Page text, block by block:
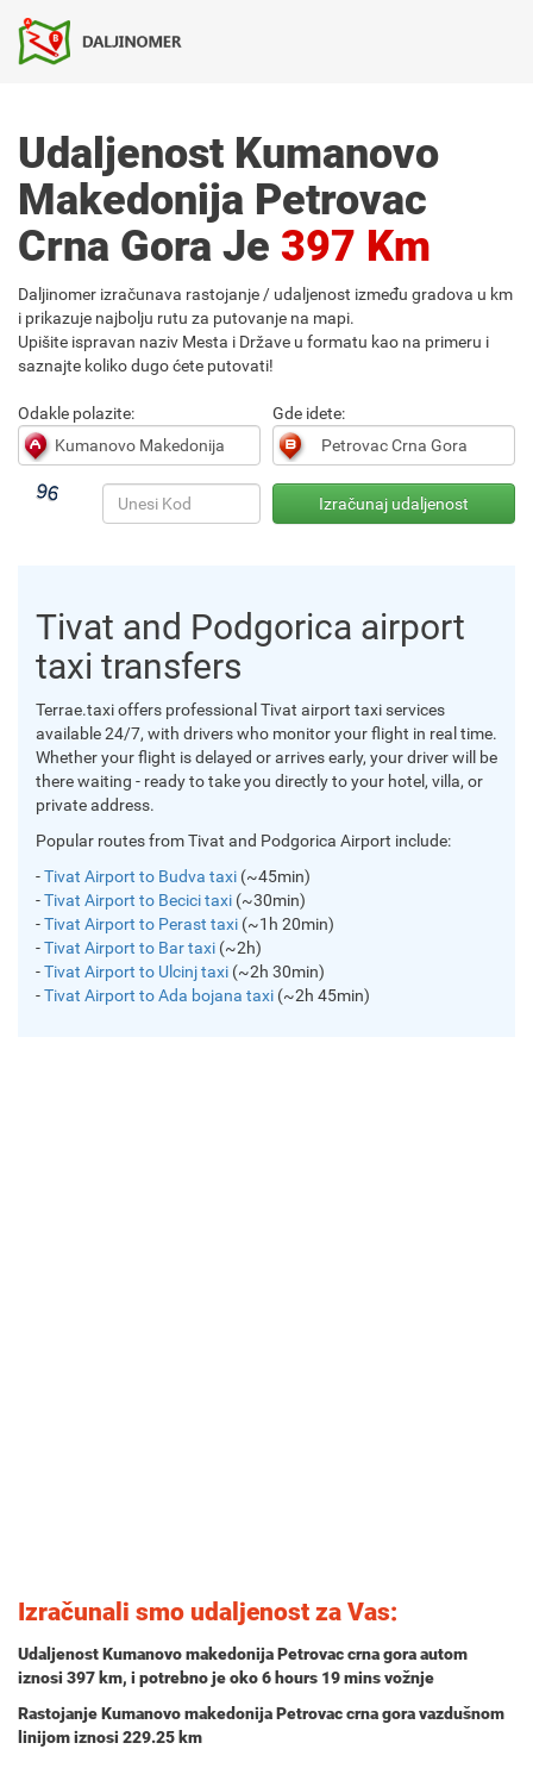
Udaljenost Kumanovo
Makedonija Petrovac
Crna Gora Je 397 Km
Daljinomer izračunava rastojanje / udaljenost između gradova u km
i prikazuje najbolju rutu za putovanje na mapi.
Upišite ispravan naziv Mesta i Države u formatu kao na primeru i
saznajte koliko dugo ćete putovati!
Odakle polazite: Gde idete:
Tivat and Podgorica airport
taxi transfers
Terrae.taxi offers professional Tivat airport taxi services
available 24/7, with drivers who monitor your flight in real time.
Whether your flight is delayed or arrives early, your driver will be
there waiting - ready to take you directly to your hotel, villa, or
private address.
Popular routes from Tivat and Podgorica Airport include:
-Tivat Airport to Budva taxi (~45min)
-Tivat Airport to Becici taxi (~30min)
-Tivat Airport to Perast taxi (~1h 20min)
-Tivat Airport to Bar taxi (~2h)
-Tivat Airport to Ulcinj taxi (~2h 30min)
-Tivat Airport to Ada bojana taxi (~2h 45min)
Izračunali smo udaljenost za Vas:
Udaljenost Kumanovo makedonija Petrovac crna gora autom
iznosi 397 km, i potrebno je oko6 hours 19 minsvožnje
Rastojanje Kumanovo makedonija Petrovac crna gora vazdušnom
linijom iznosi 229.25 km